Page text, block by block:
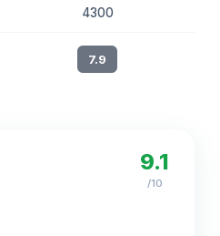
4300
7.9
9.1
/10